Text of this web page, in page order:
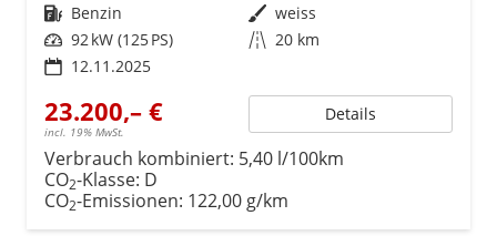
Kraftstoff Benzin Außenfarbe weiss
Leistung 92 kW (125 PS) Kilometerstand 20 km
12.11.2025
23.200,– €
incl. 19% MwSt.
Details
Verbrauch kombiniert: 5,40 l/100km
CO2-Klasse: D
CO2-Emissionen: 122,00 g/km